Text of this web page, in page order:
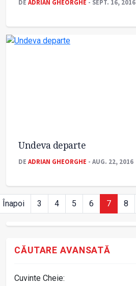
DE ADRIAN GHEORGHE - SEPT. 16, 2016
Undeva departe
DE ADRIAN GHEORGHE - AUG. 22, 2016
Înapoi 3 4 5 6 7 8
CĂUTARE AVANSATĂ
Cuvinte Cheie: